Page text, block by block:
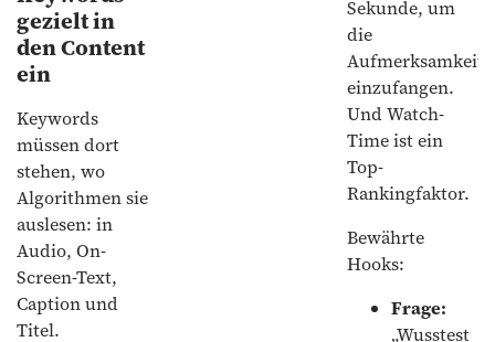
gezielt in
den Content
ein
Keywords
müssen dort
stehen, wo
Algorithmen sie
auslesen: in
Audio, On-
Screen-Text,
Caption und
Titel.
Sekunde, um
die
Aufmerksamkeit
einzufangen.
Und Watch-
Time ist ein
Top-
Rankingfaktor.
Bewährte
Hooks:
Frage:
„Wusstest